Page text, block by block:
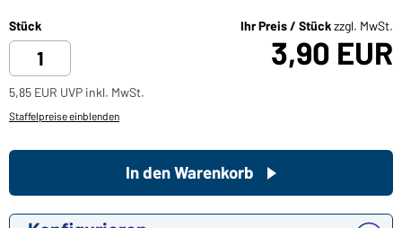
Stück Ihr Preis / Stückzzgl. MwSt.
3,90 EUR
5,85 EUR UVP inkl. MwSt.
Staffelpreise einblenden
In den Warenkorb